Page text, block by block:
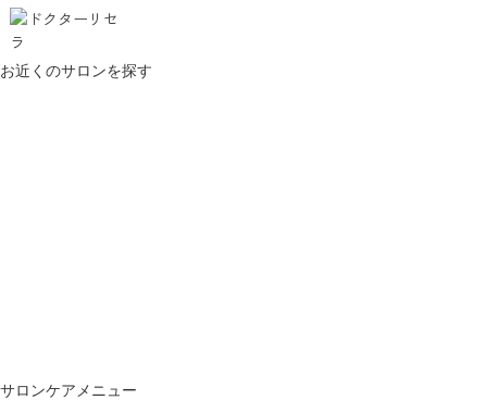
お近くのサロンを探す
サロンケアメニュー